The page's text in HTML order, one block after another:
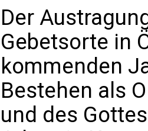
Der
Gebetsorte in
kommenden
Bestehen als
und des